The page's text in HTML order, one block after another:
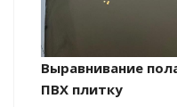
Выравнивание
ПВХ плитку